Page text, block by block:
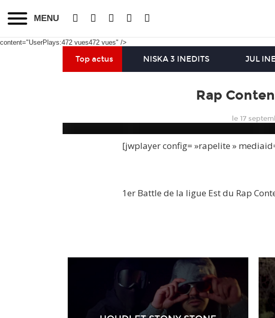
content="UserPlays:472 vues472 vues" />
MENU
Top actus NISKA 3 INEDITS JUL
Rap
le 17
[jwplayer config= »rapelite »
1er Battle de la ligue Est du Rap